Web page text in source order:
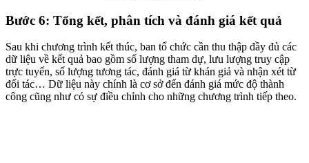
Bước 6: Tổng kết, phân tích và đánh giá kết quả
Sau khi chương trình kết thúc, ban tổ chức cần thu thập đầy đủ các
dữ liệu về kết quả bao gồm số lượng tham dự, lưu lượng truy cập
trực tuyến, số lượng tương tác, đánh giá từ khán giả và nhận xét từ
đối tác… Dữ liệu này chính là cơ sở đến đánh giá mức độ thành
công cũng như có sự điều chỉnh cho những chương trình tiếp theo.